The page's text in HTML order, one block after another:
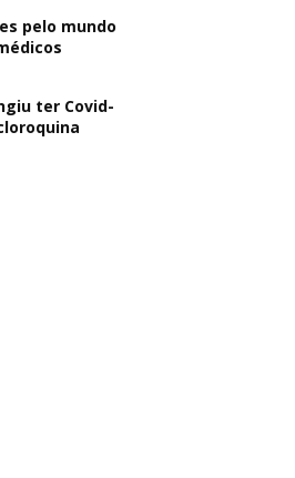
pelo mundo
ter Covid-